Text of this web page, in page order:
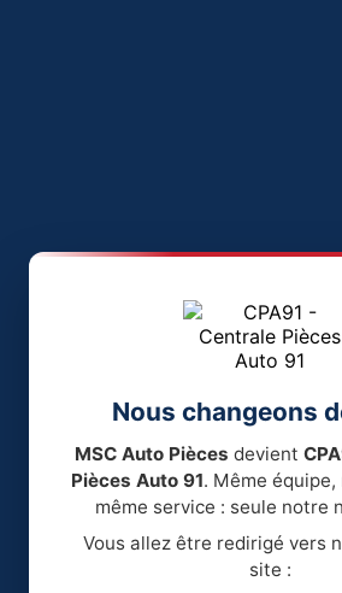
Nous changeons
MSC Auto Pièces devient
Pièces Auto 91. Même
même service : seule notre
Vous allez être redirigé vers
site :